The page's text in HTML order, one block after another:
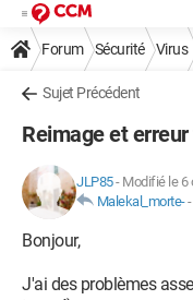
Forum Sécurité Virus
Sujet Précédent
Reimage et
JLP85- Modifié le 6
Malekal_morte--
Bonjour,
J'ai des problèmes